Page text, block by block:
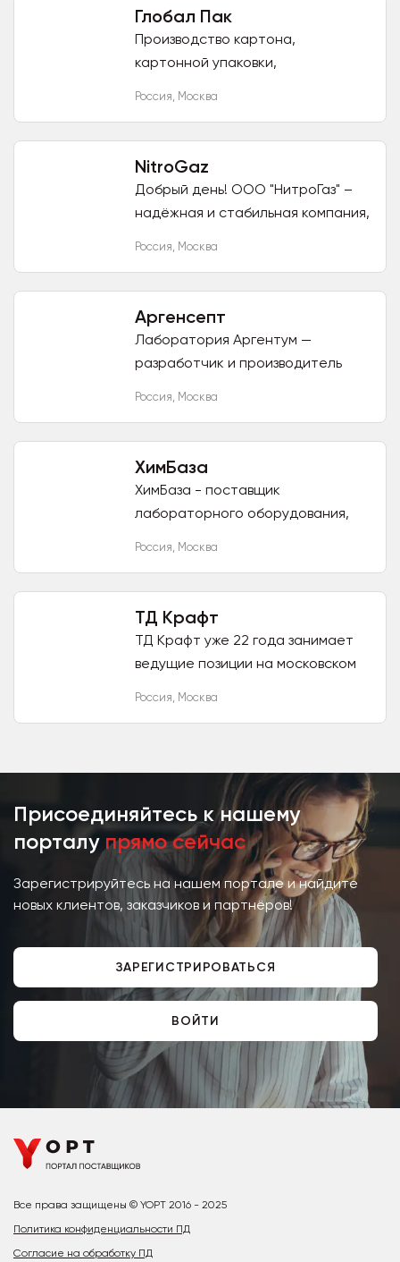
Глобал Пак
Производство картона,
картонной упаковки,
Россия, Москва
NitroGaz
Добрый день! ООО "НитроГаз" –
надёжная и стабильная компания,
Россия, Москва
Аргенсепт
Лаборатория Аргентум —
разработчик и производитель
Россия, Москва
ХимБаза
ХимБаза - поставщик
лабораторного оборудования,
Россия, Москва
ТД Крафт
ТД Крафт уже 22 года занимает
ведущие позиции на московском
Россия, Москва
Присоединяйтесь к нашему
порталу прямо сейчас
Зарегистрируйтесь на нашем портале и найдите
новых клиентов, заказчиков и партнёров!
ЗАРЕГИСТРИРОВАТЬСЯ
ВОЙТИ
Все права защищены © YOPT 2016 - 2025
Политика конфиденциальности ПД
Согласие на обработку ПД